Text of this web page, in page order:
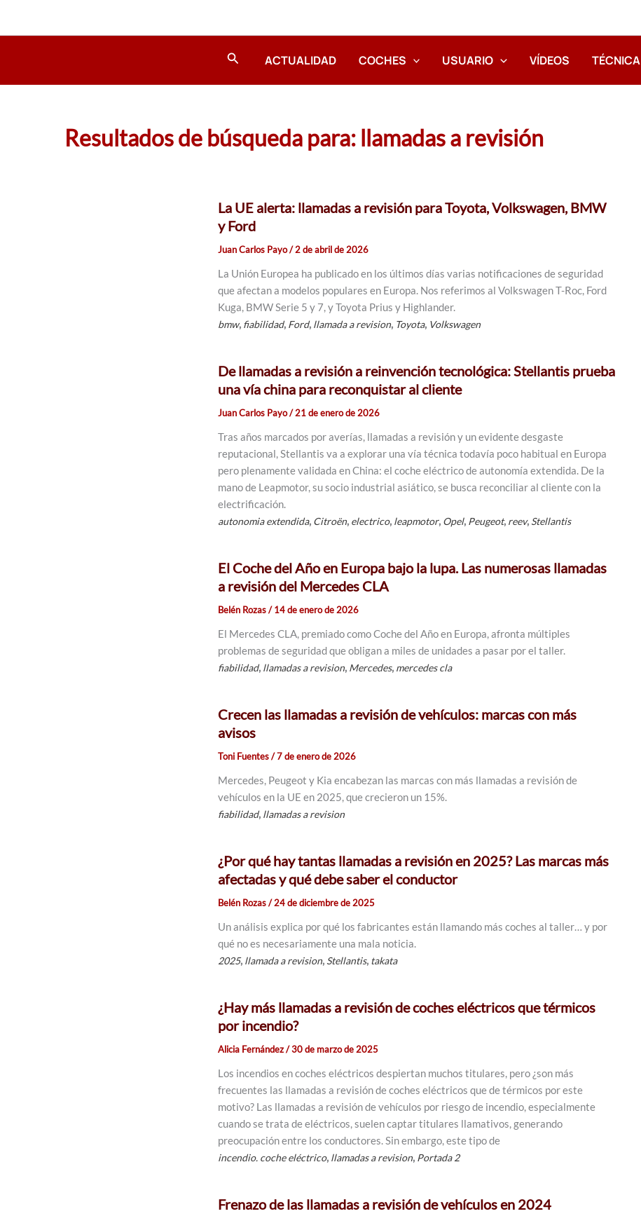
Buscar ACTUALIDAD COCHES USUARIO VÍDEOS TÉCNICA
Resultados de búsqueda para: llamadas a revisión
La UE alerta: llamadas a revisión para Toyota, Volkswagen, BMW
y Ford
Juan Carlos Payo/2 de abril de 2026
La Unión Europea ha publicado en los últimos días varias notificaciones de seguridad
que afectan a modelos populares en Europa. Nos referimos al Volkswagen T-Roc, Ford
Kuga, BMW Serie 5 y 7, y Toyota Prius y Highlander.
bmw, fiabilidad, Ford, llamada a revision, Toyota, Volkswagen
De llamadas a revisión a reinvención tecnológica: Stellantis prueba
una vía china para reconquistar al cliente
Juan Carlos Payo/21 de enero de 2026
Tras años marcados por averías, llamadas a revisión y un evidente desgaste
reputacional, Stellantis va a explorar una vía técnica todavía poco habitual en Europa
pero plenamente validada en China: el coche eléctrico de autonomía extendida. De la
mano de Leapmotor, su socio industrial asiático, se busca reconciliar al cliente con la
electrificación.
autonomia extendida, Citroën, electrico, leapmotor, Opel, Peugeot, reev, Stellantis
El Coche del Año en Europa bajo la lupa. Las numerosas llamadas
a revisión del Mercedes CLA
Belén Rozas/14 de enero de 2026
El Mercedes CLA, premiado como Coche del Año en Europa, afronta múltiples
problemas de seguridad que obligan a miles de unidades a pasar por el taller.
fiabilidad, llamadas a revision, Mercedes, mercedes cla
Crecen las llamadas a revisión de vehículos: marcas con más
avisos
Toni Fuentes/7 de enero de 2026
Mercedes, Peugeot y Kia encabezan las marcas con más llamadas a revisión de
vehículos en la UE en 2025, que crecieron un 15%.
fiabilidad, llamadas a revision
¿Por qué hay tantas llamadas a revisión en 2025? Las marcas más
afectadas y qué debe saber el conductor
Belén Rozas/24 de diciembre de 2025
Un análisis explica por qué los fabricantes están llamando más coches al taller… y por
qué no es necesariamente una mala noticia.
2025, llamada a revision, Stellantis, takata
¿Hay más llamadas a revisión de coches eléctricos que térmicos
por incendio?
Alicia Fernández/30 de marzo de 2025
Los incendios en coches eléctricos despiertan muchos titulares, pero ¿son más
frecuentes las llamadas a revisión de coches eléctricos que de térmicos por este
motivo? Las llamadas a revisión de vehículos por riesgo de incendio, especialmente
cuando se trata de eléctricos, suelen captar titulares llamativos, generando
preocupación entre los conductores. Sin embargo, este tipo de
incendio. coche eléctrico, llamadas a revision, Portada 2
Frenazo de las llamadas a revisión de vehículos en 2024